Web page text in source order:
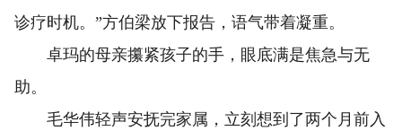
诊疗时机。”方伯梁放下报告，语气带着凝重。
卓玛的母亲攥紧孩子的手，眼底满是焦急与无
助。
毛华伟轻声安抚完家属，立刻想到了两个月前入